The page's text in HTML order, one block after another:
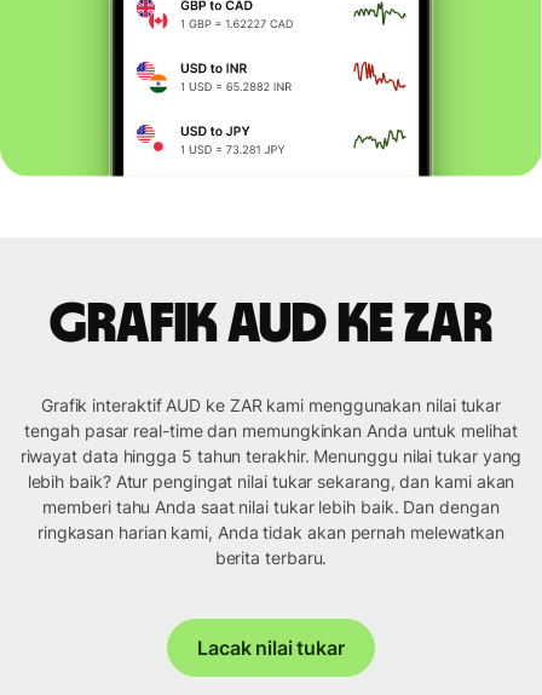
Grafik AUD ke ZAR
Grafik interaktif AUD ke ZAR kami menggunakan nilai tukar
tengah pasar real-time dan memungkinkan Anda untuk melihat
riwayat data hingga 5 tahun terakhir. Menunggu nilai tukar yang
lebih baik? Atur pengingat nilai tukar sekarang, dan kami akan
memberi tahu Anda saat nilai tukar lebih baik. Dan dengan
ringkasan harian kami, Anda tidak akan pernah melewatkan
berita terbaru.
Lacak nilai tukar